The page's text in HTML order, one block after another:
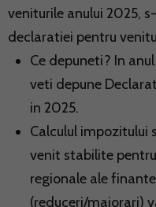
veniturile anului 2025,
declaratiei pentru
Ce depuneti? In
veti depune
in 2025.
Calculul impozitului
venit stabilite
regionale ale
(reduceri/majorari)